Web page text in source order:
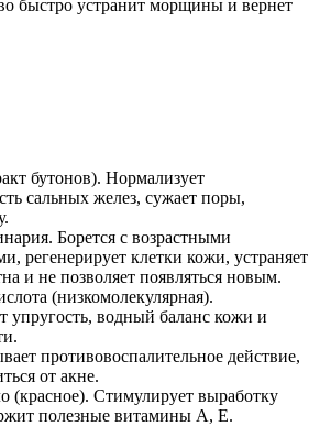
быстро устранит морщины и вернет
бутонов). Нормализует
сальных желез, сужает поры,
Борется с возрастными
регенерирует клетки кожи, устраняет
и не позволяет появляться новым.
(низкомолекулярная).
упругость, водный баланс кожи и
противовоспалительное действие,
от акне.
(красное). Стимулирует выработку
полезные витамины А, Е.